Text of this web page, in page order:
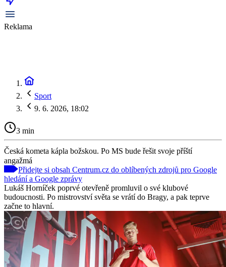
Reklama
Sport
9. 6. 2026, 18:02
3 min
Česká kometa kápla božskou. Po MS bude řešit svoje příští
angažmá
Přidejte si obsah Centrum.cz do oblíbených zdrojů pro Google
hledání a Google zprávy
Lukáš Horníček poprvé otevřeně promluvil o své klubové
budoucnosti. Po mistrovství světa se vrátí do Bragy, a pak teprve
začne to hlavní.